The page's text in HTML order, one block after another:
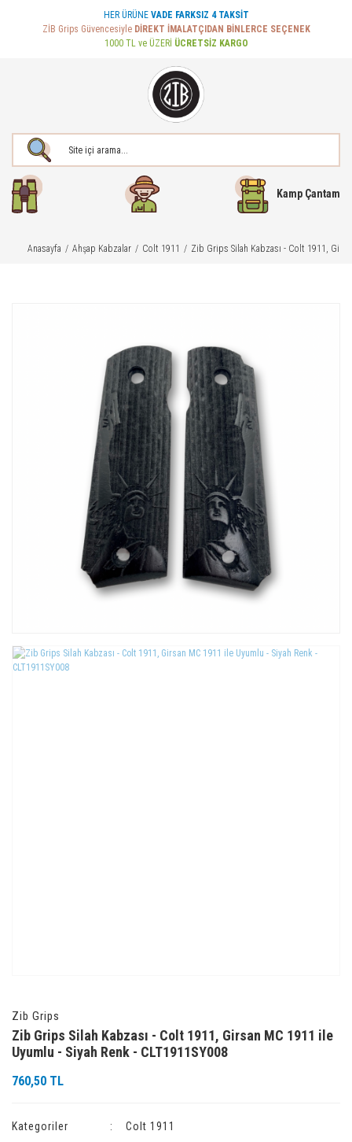
HER ÜRÜNE VADE FARKSIZ 4 TAKSİT
ZİB Grips Güvencesiyle DİREKT İMALATÇIDAN BİNLERCE SEÇENEK
1000 TL ve ÜZERİ ÜCRETSİZ KARGO
Kamp Çantam
Anasayfa Ahşap Kabzalar Colt 1911 Zib Grips Silah Kabzası - Colt 1911,
Zib Grips
Zib Grips Silah Kabzası - Colt 1911, Girsan MC 1911 ile
Uyumlu - Siyah Renk - CLT1911SY008
760,50 TL
Kategoriler
Colt 1911